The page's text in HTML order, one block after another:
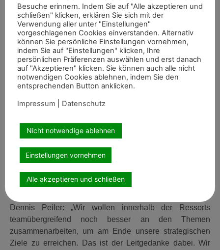
Die bisherigen Abteilungen der FN sollen in fünf Ressorts
aufgehen:
Zucht und Pferd(Zucht, Veterinärmedizin und
Tierschutz, Interessenvertretung und Wissenschaft)
Sport(Turniersport, Ausbildung,
Pferdesportentwicklung, Jugend und Service)
Nachwuchsleistungssport, Bundesstützpunkt,
Administration (Buchhaltung, IT, Personalwesen,
PM, Kommunikation und Marketing
Jedes dieser Ressorts soll als Team unter einem Leiter
Dennis Peiler: „Wir wollen innerhalb der Ressorts
teamübergreifend noch besser an den Themen
zusammenarbeiten, um am Ende unsere strategischen
Ziele zu erreichen. Das ist der Leitgedanke dabei. Wir
Besuche erinnern. Indem Sie auf "Alle akzeptieren und
schließen" klicken, erklären Sie sich mit der
Verwendung aller unter "Einstellungen"
vorgeschlagenen Cookies einverstanden. Alternativ
können Sie persönliche Einstellungen vornehmen,
indem Sie auf "Einstellungen" klicken, Ihre
persönlichen Präferenzen auswählen und erst danach
auf "Akzeptieren" klicken. Sie können auch alle nicht
notwendigen Cookies ablehnen, indem Sie den
entsprechenden Button anklicken.
Impressum
Datenschutz
Nicht notwendige ablehnen
Einstellungen vornehmen
Alle akzeptieren und schließen